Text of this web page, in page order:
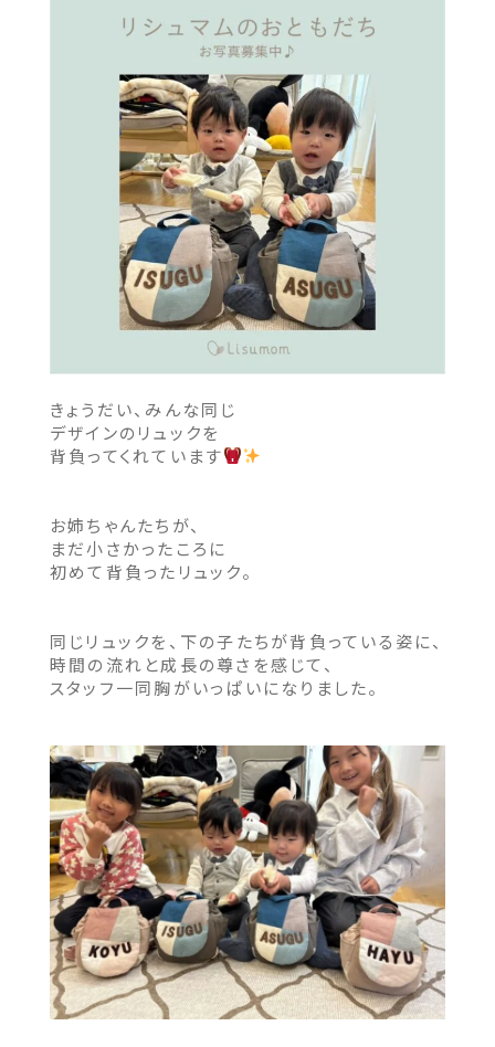
きょうだい、みんな同じ
デザインのリュックを
背負ってくれています
お姉ちゃんたちが、
まだ小さかったころに
初めて背負ったリュック。
同じリュックを、下の子たちが背負っている姿に、
時間の流れと成長の尊さを感じて、
スタッフ一同胸がいっぱいになりました。